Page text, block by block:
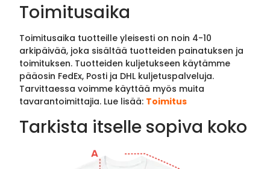
Toimitusaika
Toimitusaika tuotteille yleisesti on noin 4-10
arkipäivää, joka sisältää tuotteiden painatuksen ja
toimituksen. Tuotteiden kuljetukseen käytämme
pääosin FedEx, Posti ja DHL kuljetuspalveluja.
Tarvittaessa voimme käyttää myös muita
tavarantoimittajia. Lue lisää: Toimitus
Tarkista itselle sopiva koko